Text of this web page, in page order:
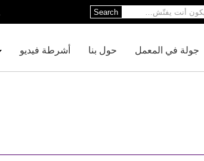
Search
أشرطة فيديو حول بنا جولة في المعمل